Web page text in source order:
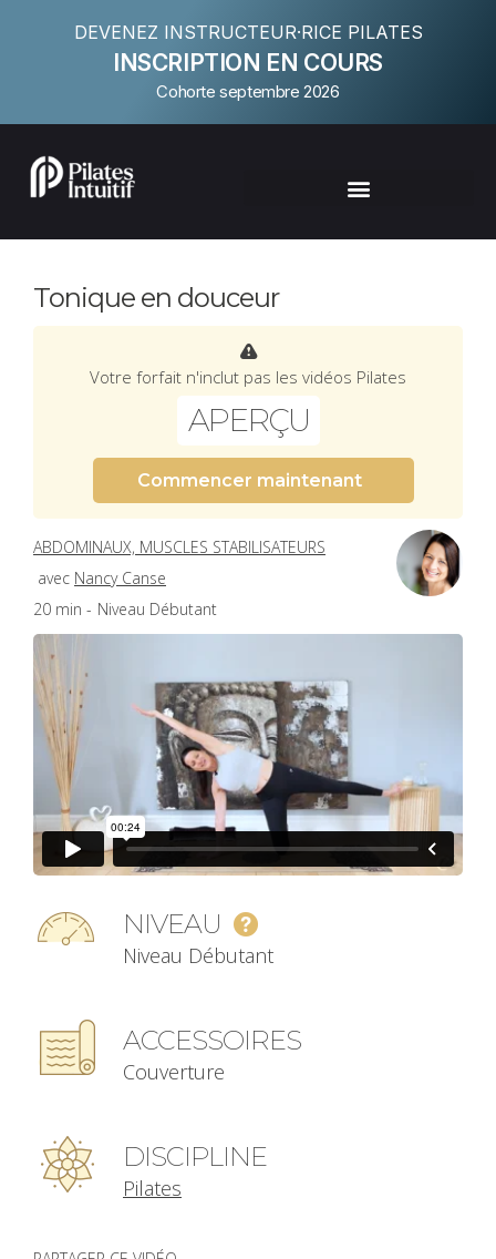
DEVENEZ INSTRUCTEUR·RICE PILATES
INSCRIPTION EN COURS
Cohorte septembre 2026
Tonique en douceur
Votre forfait n'inclut pas les vidéos Pilates
APERÇU
Commencer maintenant
ABDOMINAUX, MUSCLES STABILISATEURS
avec Nancy Canse
20 min - Niveau Débutant
NIVEAU
Niveau Débutant
ACCESSOIRES
Couverture
DISCIPLINE
Pilates